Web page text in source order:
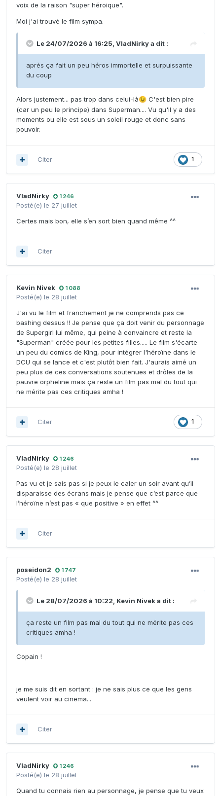
voix de la raison "super héroique".
Moi j'ai trouvé le film sympa.
Le 24/07/2026 à 16:25, VladNirkya dit :
après ça fait un peu héros immortelle et surpuissante
du coup
Alors justement... pas trop dans celui-là😉 C'est bien pire
(car un peu le principe) dans Superman.... Vu qu'il y a des
moments ou elle est sous un soleil rouge et donc sans
pouvoir.
1
Citer
VladNirky 1 246
Posté(e) le 27 juillet
Certes mais bon, elle s’en sort bien quand même ^^
Citer
Kevin Nivek 1 088
Posté(e) le 28 juillet
J'ai vu le film et franchement je ne comprends pas ce
bashing dessus !! Je pense que ça doit venir du personnage
de Supergirl lui même, qui peine à convaincre et reste la
"Superman" créée pour les petites filles..... Le film s'écarte
un peu du comics de King, pour intégrer l'héroïne dans le
DCU qui se lance et c'est plutôt bien fait. J'aurais aimé un
peu plus de ces conversations soutenues et drôles de la
pauvre orpheline mais ça reste un film pas mal du tout qui
ne mérite pas ces critiques amha !
1
Citer
VladNirky 1 246
Posté(e) le 28 juillet
Pas vu et je sais pas si je peux le caler un soir avant qu’il
disparaisse des écrans mais je pense que c’est parce que
l’héroïne n’est pas « que positive » en effet ^^
Citer
poseidon2 1 747
Posté(e) le 28 juillet
Le 28/07/2026 à 10:22, Kevin Niveka dit :
ça reste un film pas mal du tout qui ne mérite pas ces
critiques amha !
Copain !
je me suis dit en sortant : je ne sais plus ce que les gens
veulent voir au cinema...
Citer
VladNirky 1 246
Posté(e) le 28 juillet
Quand tu connais rien au personnage, je pense que tu veux